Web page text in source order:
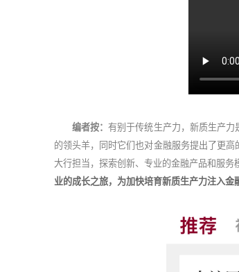
编者按：有别于传统生产力，新质生产
的领头羊，同时它们也对金融服务提出了更
大行担当，探索创新、专业的金融产品和服务
业的成长之旅，为加快培育新质生产力注入金